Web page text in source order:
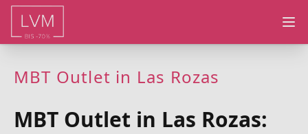
MBT Outlet in Las Rozas
MBT Outlet in Las Rozas: